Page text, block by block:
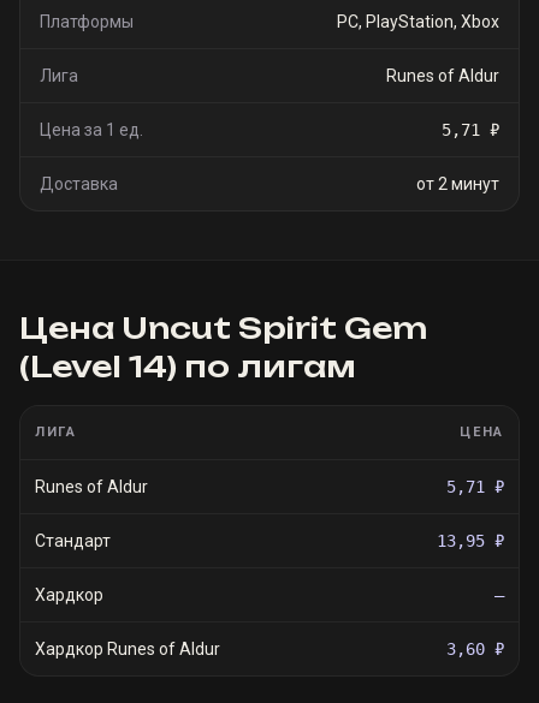
Платформы PC, PlayStation, Xbox
Лига Runes of Aldur
Цена за 1 ед. 5,71 ₽
Доставка от 2 минут
Цена Uncut Spirit Gem
(Level 14) по лигам
ЛИГА ЦЕНА
Runes of Aldur 5,71 ₽
Стандарт 13,95 ₽
Хардкор —
Хардкор Runes of Aldur 3,60 ₽